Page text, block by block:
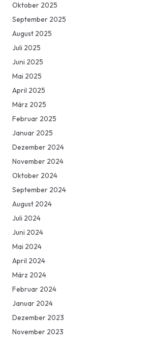
Oktober 2025
September 2025
August 2025
Juli 2025
Juni 2025
Mai 2025
April 2025
März 2025
Februar 2025
Januar 2025
Dezember 2024
November 2024
Oktober 2024
September 2024
August 2024
Juli 2024
Juni 2024
Mai 2024
April 2024
März 2024
Februar 2024
Januar 2024
Dezember 2023
November 2023